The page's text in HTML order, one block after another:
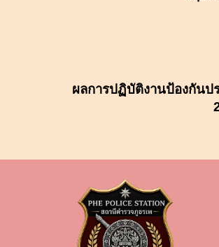
ผลการปฏิบัติงานป้องกันป